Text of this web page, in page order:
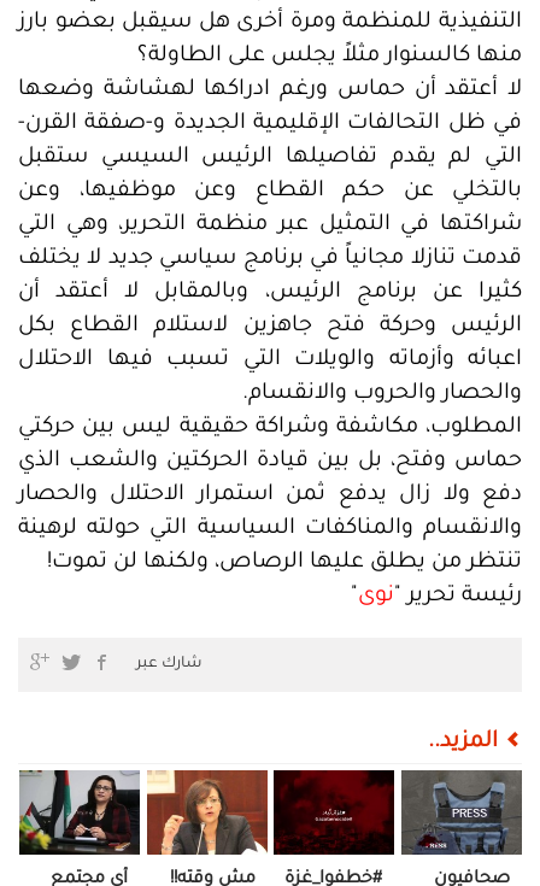
التنفيذية للمنظمة ومرة أخرى هل سيقبل بعضو بارز
منها كالسنوار مثلاً يجلس على الطاولة؟
لا أعتقد أن حماس ورغم ادراكها لهشاشة وضعها
في ظل التحالفات الإقليمية الجديدة و-صفقة القرن-
التي لم يقدم تفاصيلها الرئيس السيسي ستقبل
بالتخلي عن حكم القطاع وعن موظفيها، وعن
شراكتها في التمثيل عبر منظمة التحرير، وهي التي
قدمت تنازلا مجانياً في برنامج سياسي جديد لا يختلف
كثيرا عن برنامج الرئيس، وبالمقابل لا أعتقد أن
الرئيس وحركة فتح جاهزين لاستلام القطاع بكل
اعبائه وأزماته والويلات التي تسبب فيها الاحتلال
والحصار والحروب والانقسام.
المطلوب، مكاشفة وشراكة حقيقية ليس بين حركتي
حماس وفتح، بل بين قيادة الحركتين والشعب الذي
دفع ولا زال يدفع ثمن استمرار الاحتلال والحصار
والانقسام والمناكفات السياسية التي حولته لرهينة
تنتظر من يطلق عليها الرصاص، ولكنها لن تموت!
رئيسة تحرير " نوى
شارك عبر
المزيد..
صحافيون #خطفوا_غزة.. مش وقته!! أي مجتمع